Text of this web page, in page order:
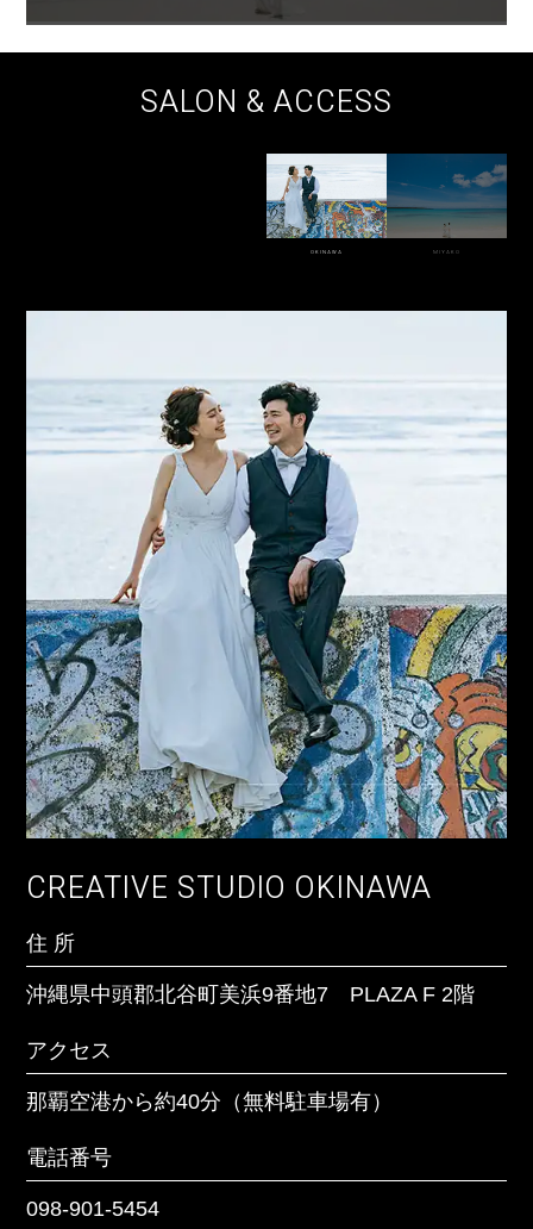
SALON & ACCESS
OKINAWA MIYAKO
CREATIVE STUDIO OKINAWA
住 所
沖縄県中頭郡北谷町美浜9番地7 PLAZA F 2階
アクセス
那覇空港から約40分（無料駐車場有）
電話番号
098-901-5454
住 所
沖縄県宮古島市上野字宮国765-1 うえのドイツ文
化村商用地ゾーン 1棟1-102号
アクセス
宮古島空港から車で約15分
電話番号
098-901-5454